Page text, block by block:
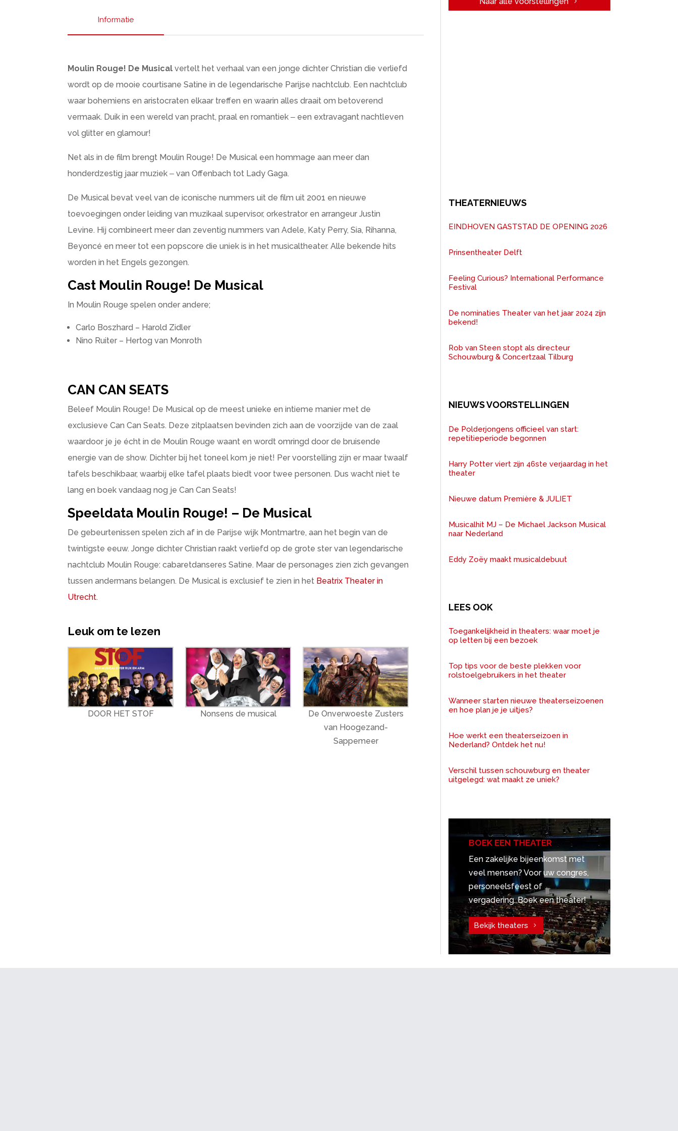
Informatie
Moulin Rouge! De Musical vertelt het verhaal van een jonge dichter Christian die verliefd
wordt op de mooie courtisane Satine in de legendarische Parijse nachtclub. Een nachtclub
waar bohemiens en aristocraten elkaar treffen en waarin alles draait om betoverend
vermaak. Duik in een wereld van pracht, praal en romantiek ‒ een extravagant nachtleven
vol glitter en glamour!
Net als in de film brengt Moulin Rouge! De Musical een hommage aan meer dan
honderdzestig jaar muziek ‒ van Offenbach tot Lady Gaga.
De Musical bevat veel van de iconische nummers uit de film uit 2001 en nieuwe
toevoegingen onder leiding van muzikaal supervisor, orkestrator en arrangeur Justin
Levine. Hij combineert meer dan zeventig nummers van Adele, Katy Perry, Sia, Rihanna,
Beyoncé en meer tot een popscore die uniek is in het musicaltheater. Alle bekende hits
worden in het Engels gezongen.
Cast Moulin Rouge! De Musical
In Moulin Rouge spelen onder andere;
Carlo Boszhard – Harold Zidler
Nino Ruiter – Hertog van Monroth
CAN CAN SEATS
Beleef Moulin Rouge! De Musical op de meest unieke en intieme manier met de
exclusieve Can Can Seats. Deze zitplaatsen bevinden zich aan de voorzijde van de zaal
waardoor je je écht in de Moulin Rouge waant en wordt omringd door de bruisende
energie van de show. Dichter bij het toneel kom je niet! Per voorstelling zijn er maar twaalf
tafels beschikbaar, waarbij elke tafel plaats biedt voor twee personen. Dus wacht niet te
lang en boek vandaag nog je Can Can Seats!
Speeldata Moulin Rouge! – De Musical
De gebeurtenissen spelen zich af in de Parijse wijk Montmartre, aan het begin van de
twintigste eeuw. Jonge dichter Christian raakt verliefd op de grote ster van legendarische
nachtclub Moulin Rouge: cabaretdanseres Satine. Maar de personages zien zich gevangen
tussen andermans belangen. De Musical is exclusief te zien in het Beatrix Theater in
Utrecht.
Leuk om te lezen
DOOR HET STOF Nonsens de musical
De Onverwoeste Zusters
van Hoogezand-
Sappemeer
THEATERNIEUWS
EINDHOVEN GASTSTAD DE OPENING 2026
Prinsentheater Delft
Feeling Curious? International Performance
Festival
De nominaties Theater van het jaar 2024 zijn
bekend!
Rob van Steen stopt als directeur
Schouwburg & Concertzaal Tilburg
NIEUWS VOORSTELLINGEN
De Polderjongens officieel van start:
repetitieperiode begonnen
Harry Potter viert zijn 46ste verjaardag in het
theater
Nieuwe datum Première & JULIET
Musicalhit MJ – De Michael Jackson Musical
naar Nederland
Eddy Zoëy maakt musicaldebuut
LEES OOK
Toegankelijkheid in theaters: waar moet je
op letten bij een bezoek
Top tips voor de beste plekken voor
rolstoelgebruikers in het theater
Wanneer starten nieuwe theaterseizoenen
en hoe plan je je uitjes?
Hoe werkt een theaterseizoen in
Nederland? Ontdek het nu!
Verschil tussen schouwburg en theater
uitgelegd: wat maakt ze uniek?
BOEK EEN THEATER
Een zakelijke bijeenkomst met
veel mensen? Voor uw congres,
personeelsfeest of
vergadering. Boek een theater!
Bekijk theaters